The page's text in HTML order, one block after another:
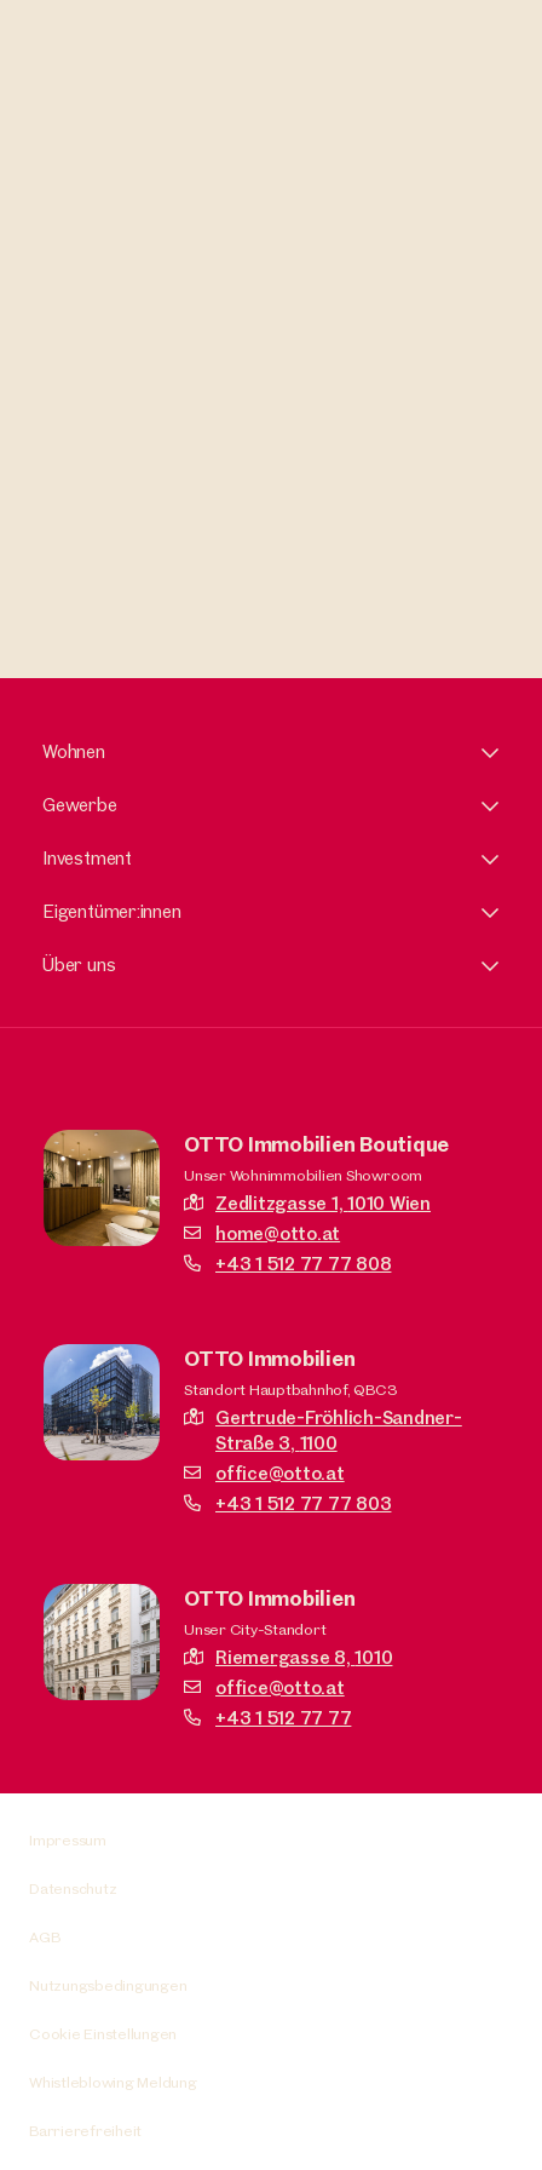
Wohnen
Gewerbe
Investment
Eigentümer:innen
Über uns
OTTO Immobilien Boutique
Unser Wohnimmobilien Showroom
Zedlitzgasse 1,1010 Wien
home@otto.at
+43 1 512 77 77 808
OTTO Immobilien
Standort Hauptbahnhof, QBC3
Gertrude-Fröhlich-Sandner-
Straße 3, 1100
office@otto.at
+43 1 512 77 77 803
OTTO Immobilien
Unser City-Standort
Riemergasse 8,1010
office@otto.at
+43 1 512 77 77
Impressum
Datenschutz
AGB
Nutzungsbedingungen
Cookie Einstellungen
Whistleblowing Meldung
Barrierefreiheit